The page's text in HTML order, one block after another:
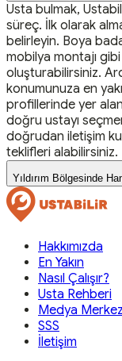
Usta bulmak,
süreç. İlk olarak
belirleyin. Boya
mobilya montajı
oluşturabilirsiniz.
konumunuza en
profillerinde yer
doğru ustayı
doğrudan iletişim
teklifleri alabilirsiniz.
Yıldırım Bölgesinde
Hakkımızda
En Yakın
Nasıl Çalışır?
Usta Rehberi
Medya
SSS
İletişim